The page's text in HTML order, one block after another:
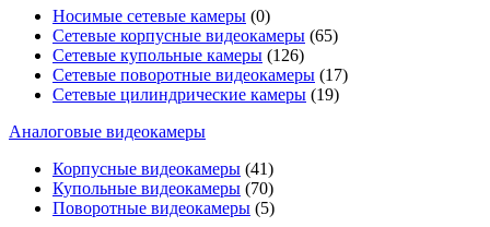
Носимые сетевые камеры (0)
Сетевые корпусные видеокамеры (65)
Сетевые купольные камеры (126)
Сетевые поворотные видеокамеры (17)
Сетевые цилиндрические камеры (19)
Аналоговые видеокамеры
Корпусные видеокамеры (41)
Купольные видеокамеры (70)
Поворотные видеокамеры (5)